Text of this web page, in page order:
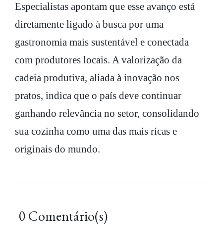
Especialistas apontam que esse avanço está
diretamente ligado à busca por uma
gastronomia mais sustentável e conectada
com produtores locais. A valorização da
cadeia produtiva, aliada à inovação nos
pratos, indica que o país deve continuar
ganhando relevância no setor, consolidando
sua cozinha como uma das mais ricas e
originais do mundo.
0 Comentário(s)